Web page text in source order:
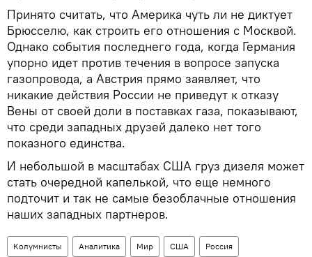
Принято считать, что Америка чуть ли не диктует
Брюсселю, как строить его отношения с Москвой.
Однако события последнего года, когда Германия
упорно идет против течения в вопросе запуска
газопровода, а Австрия прямо заявляет, что
никакие действия России не приведут к отказу
Вены от своей доли в поставках газа, показывают,
что среди западных друзей далеко нет того
показного единства.
И небольшой в масштабах США груз дизеля может
стать очередной капелькой, что еще немного
подточит и так не самые безоблачные отношения
наших западных партнеров.
Колумнисты Аналитика Мир США Россия